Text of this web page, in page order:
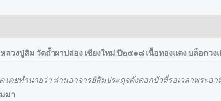
ลวงปู่สิม วัดถ้ำผาปล่อง เชียงใหม่ ปี๒๕๑๘ เนื้อทองแดง บล็อกวง
เคยทำนายว่า ท่านอาจารย์สิมประดุจดั่งดอกบัวที่รอเวลาพระอ
มา